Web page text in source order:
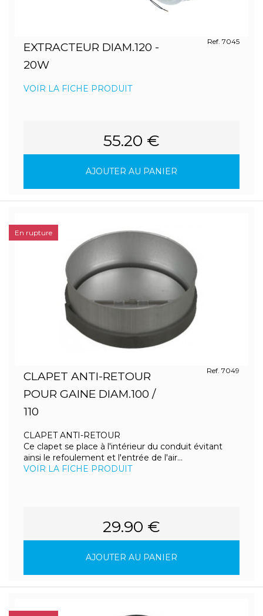
EXTRACTEUR DIAM.120 -
20W
Ref. 7045
VOIR LA FICHE PRODUIT
55.20 €
AJOUTER AU PANIER
CLAPET ANTI-RETOUR
POUR GAINE DIAM.100 /
110
Ref. 7049
CLAPET ANTI-RETOUR
Ce clapet se place à l'intérieur du conduit évitant
ainsi le refoulement et l'entrée de l'air...
VOIR LA FICHE PRODUIT
29.90 €
AJOUTER AU PANIER
En rupture